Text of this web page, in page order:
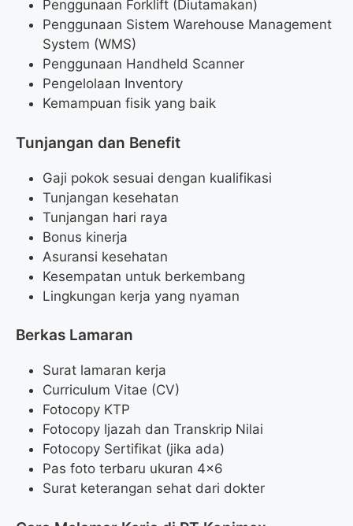
Penggunaan Forklift (Diutamakan)
Penggunaan Sistem Warehouse Management
System (WMS)
Penggunaan Handheld Scanner
Pengelolaan Inventory
Kemampuan fisik yang baik
Tunjangan dan Benefit
Gaji pokok sesuai dengan kualifikasi
Tunjangan kesehatan
Tunjangan hari raya
Bonus kinerja
Asuransi kesehatan
Kesempatan untuk berkembang
Lingkungan kerja yang nyaman
Berkas Lamaran
Surat lamaran kerja
Curriculum Vitae (CV)
Fotocopy KTP
Fotocopy Ijazah dan Transkrip Nilai
Fotocopy Sertifikat (jika ada)
Pas foto terbaru ukuran 4×6
Surat keterangan sehat dari dokter